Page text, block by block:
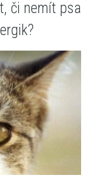
či nemít psa